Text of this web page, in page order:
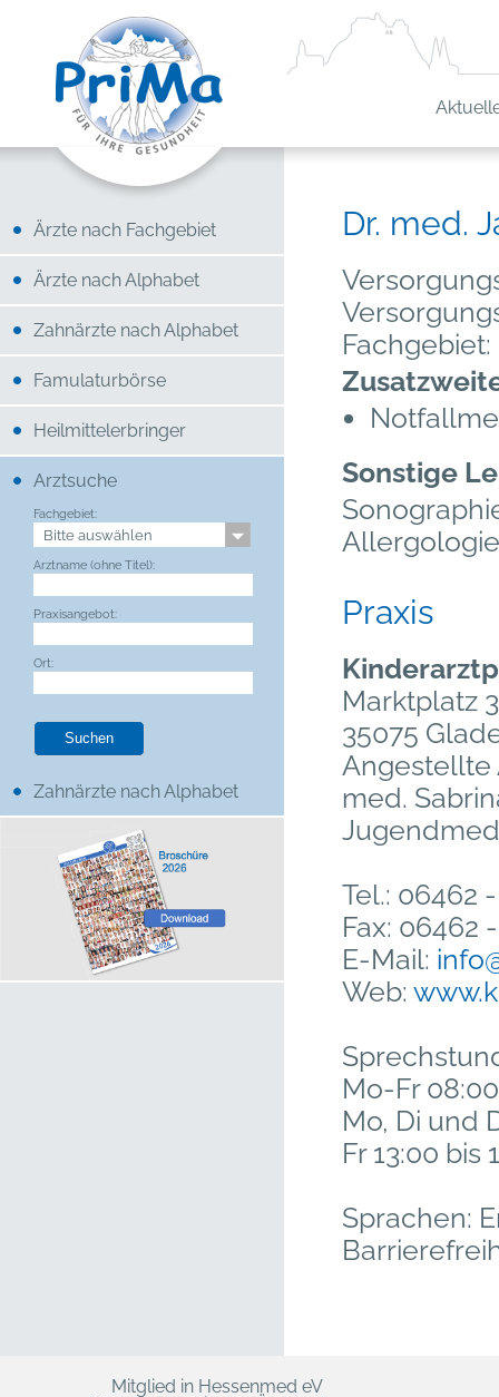
Ärzte nach Fachgebiet
Ärzte nach Alphabet
Zahnärzte nach Alphabet
Famulaturbörse
Heilmittelerbringer
Arztsuche
Fachgebiet:
Arztname (ohne Titel):
Praxisangebot:
Ort:
Zahnärzte nach Alphabet
Dr. med.
Sonstige
Praxis
Marktplatz 3
35075
Angestellte
med.
Tel.: 06462
Fax: 06462
E-Mail:
Web:
Mo-Fr
Mo, Di und
Fr 13:00 bis
Sprachen:
Mitglied in Hessenmed eV